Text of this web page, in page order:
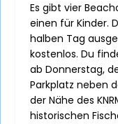
Es gibt vier
einen für Kinder.
halben Tag
kostenlos. Du
ab Donnerstag,
Parkplatz neben
der Nähe des
historischen